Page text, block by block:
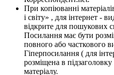
При копіюванні
і світу» , для інтернет -
відкрите для пошукових
Посилання має бути
повного або часткового
Гіперпосилання ( для
розміщена в
матеріалу.